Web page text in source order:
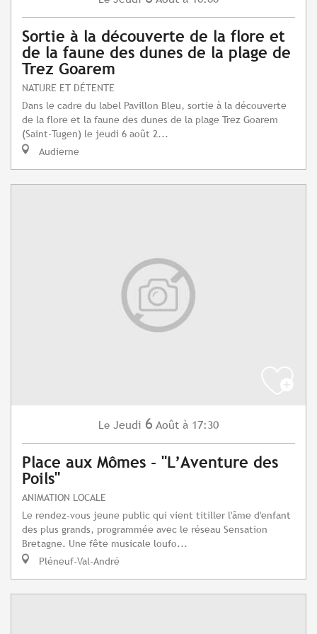
Sortie à la découverte de la flore et
de la faune des dunes de la plage de
Trez Goarem
NATURE ET DÉTENTE
Dans le cadre du label Pavillon Bleu, sortie à la découverte
de la flore et la faune des dunes de la plage Trez Goarem
(Saint-Tugen) le jeudi 6 août 2...
Audierne
Le Jeudi 6 Août à 17:30
Place aux Mômes - "L’Aventure des
Poils"
ANIMATION LOCALE
Le rendez-vous jeune public qui vient titiller l'âme d'enfant
des plus grands, programmée avec le réseau Sensation
Bretagne. Une fête musicale loufo...
Pléneuf-Val-André